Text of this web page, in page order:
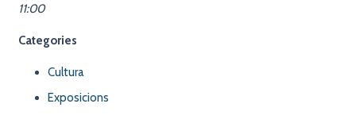
11:00
Categories
Cultura
Exposicions